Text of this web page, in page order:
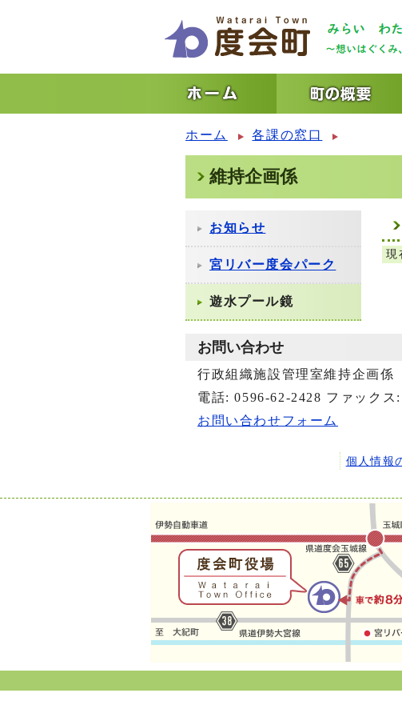
ホーム 各課の窓口
維持企画係
お知らせ
宮リバー度会パーク
遊水プール鏡
現
お問い合わせ
行政組織施設管理室維持企画係
電話: 0596-62-2428 ファックス
お問い合わせフォーム
個人情報